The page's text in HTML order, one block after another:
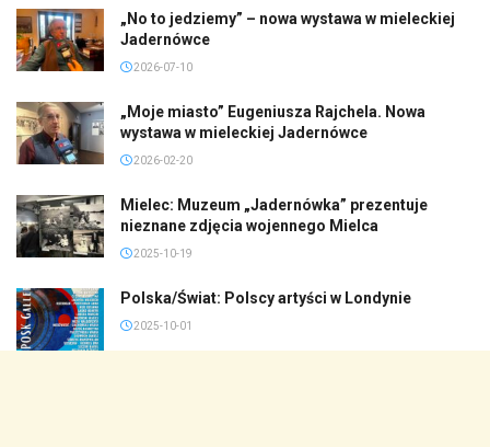
„No to jedziemy” – nowa wystawa w mieleckiej
Jadernówce
2026-07-10
„Moje miasto” Eugeniusza Rajchela. Nowa
wystawa w mieleckiej Jadernówce
2026-02-20
Mielec: Muzeum „Jadernówka” prezentuje
nieznane zdjęcia wojennego Mielca
2025-10-19
Polska/Świat: Polscy artyści w Londynie
2025-10-01